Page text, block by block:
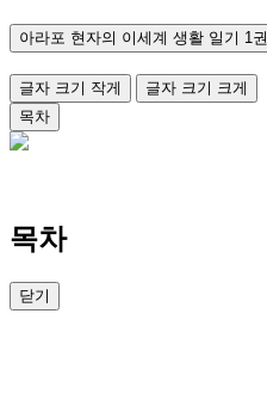
아라포 현자의 이세계 생활 일기 1권
글자 크기 작게
글자 크기 크게
목차
목차
닫기